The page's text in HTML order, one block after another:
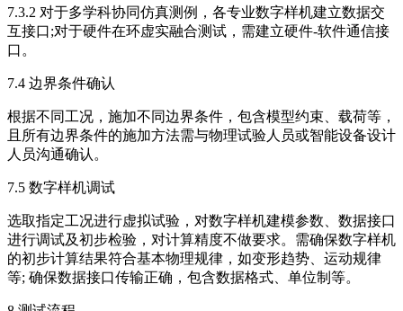
7.3.2 对于多学科协同仿真测例，各专业数字样机建立数据交
互接口;对于硬件在环虚实融合测试，需建立硬件-软件通信接
口。
7.4 边界条件确认
根据不同工况，施加不同边界条件，包含模型约束、载荷等，
且所有边界条件的施加方法需与物理试验人员或智能设备设计
人员沟通确认。
7.5 数字样机调试
选取指定工况进行虚拟试验，对数字样机建模参数、数据接口
进行调试及初步检验，对计算精度不做要求。需确保数字样机
的初步计算结果符合基本物理规律，如变形趋势、运动规律
等; 确保数据接口传输正确，包含数据格式、单位制等。